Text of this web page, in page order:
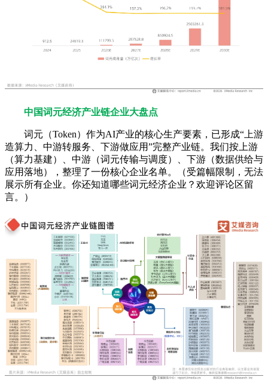
中国词元经济产业链企业大盘点
词元（Token）作为AI产业的核心生产要素，已形成“上游
造算力、中游转服务、下游做应用”完整产业链。我们按上游
（算力基建）、中游（词元传输与调度）、下游（数据供给与
应用落地），整理了一份核心企业名单。（受篇幅限制，无法
展示所有企业。你还知道哪些词元经济企业？欢迎评论区留
言。）